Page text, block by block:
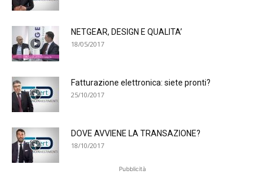
NETGEAR, DESIGN E QUALITA’
18/05/2017
Fatturazione elettronica: siete pronti?
25/10/2017
DOVE AVVIENE LA TRANSAZIONE?
18/10/2017
Pubblicità